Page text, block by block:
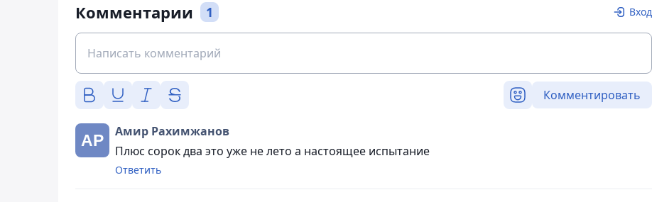
Комментарии 1 Вход
Комментировать
Амир Рахимжанов
Плюс сорок два это уже не лето а настоящее испытание
Ответить